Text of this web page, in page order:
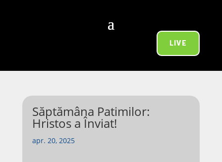
LIVE
Săptămâna Patimilor:
Hristos a Înviat!
apr. 20, 2025